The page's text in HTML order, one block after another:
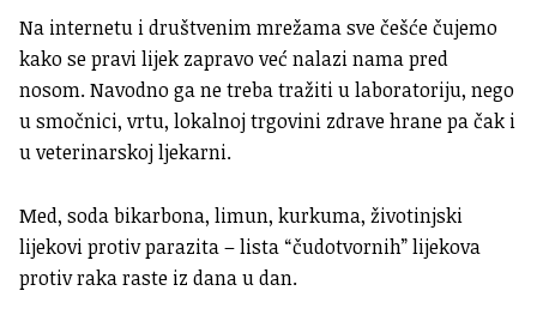
Na internetu i društvenim mrežama sve češće čujemo
kako se pravi lijek zapravo već nalazi nama pred
nosom. Navodno ga ne treba tražiti u laboratoriju, nego
u smočnici, vrtu, lokalnoj trgovini zdrave hrane pa čak i
u veterinarskoj ljekarni.
Med, soda bikarbona, limun, kurkuma, životinjski
lijekovi protiv parazita – lista “čudotvornih” lijekova
protiv raka raste iz dana u dan.